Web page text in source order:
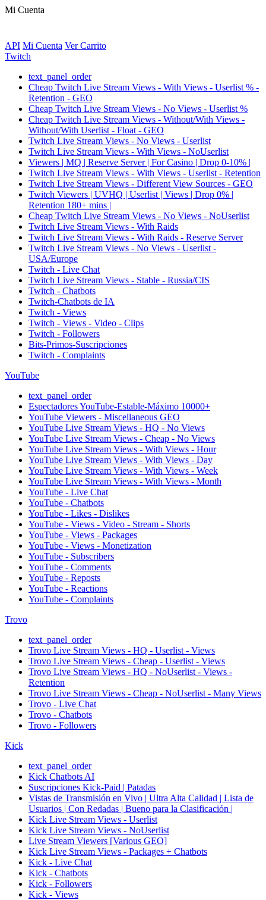
Mi Cuenta
API Mi Cuenta Ver Carrito
Twitch
text_panel_order
Cheap Twitch Live Stream Views - With Views - Userlist % -
Retention - GEO
Cheap Twitch Live Stream Views - No Views - Userlist %
Cheap Twitch Live Stream Views - Without/With Views -
Without/With Userlist - Float - GEO
Twitch Live Stream Views - No Views - Userlist
Twitch Live Stream Views - With Views - NoUserlist
Viewers | MQ | Reserve Server | For Casino | Drop 0-10% |
Twitch Live Stream Views - With Views - Userlist - Retention
Twitch Live Stream Views - Different View Sources - GEO
Twitch Viewers | UVHQ | Userlist | Views | Drop 0% |
Retention 180+ mins |
Cheap Twitch Live Stream Views - No Views - NoUserlist
Twitch Live Stream Views - With Raids
Twitch Live Stream Views - With Raids - Reserve Server
Twitch Live Stream Views - No Views - Userlist -
USA/Europe
Twitch - Live Chat
Twitch Live Stream Views - Stable - Russia/CIS
Twitch - Chatbots
Twitch-Chatbots de IA
Twitch - Views
Twitch - Views - Video - Clips
Twitch - Followers
Bits-Primos-Suscripciones
Twitch - Complaints
YouTube
text_panel_order
Espectadores YouTube-Estable-Máximo 10000+
YouTube Viewers - Miscellaneous GEO
YouTube Live Stream Views - HQ - No Views
YouTube Live Stream Views - Cheap - No Views
YouTube Live Stream Views - With Views - Hour
YouTube Live Stream Views - With Views - Day
YouTube Live Stream Views - With Views - Week
YouTube Live Stream Views - With Views - Month
YouTube - Live Chat
YouTube - Chatbots
YouTube - Likes - Dislikes
YouTube - Views - Video - Stream - Shorts
YouTube - Views - Packages
YouTube - Views - Monetization
YouTube - Subscribers
YouTube - Comments
YouTube - Reposts
YouTube - Reactions
YouTube - Complaints
Trovo
text_panel_order
Trovo Live Stream Views - HQ - Userlist - Views
Trovo Live Stream Views - Cheap - Userlist - Views
Trovo Live Stream Views - HQ - NoUserlist - Views -
Retention
Trovo Live Stream Views - Cheap - NoUserlist - Many Views
Trovo - Live Chat
Trovo - Chatbots
Trovo - Followers
Kick
text_panel_order
Kick Chatbots AI
Suscripciones Kick-Paid | Patadas
Vistas de Transmisión en Vivo | Ultra Alta Calidad | Lista de
Usuarios | Con Redadas | Bueno para la Clasificación |
Kick Live Stream Views - Userlist
Kick Live Stream Views - NoUserlist
Live Stream Viewers [Various GEO]
Kick Live Stream Views - Packages + Chatbots
Kick - Live Chat
Kick - Chatbots
Kick - Followers
Kick - Views